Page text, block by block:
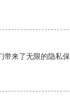
来了无限的隐私保